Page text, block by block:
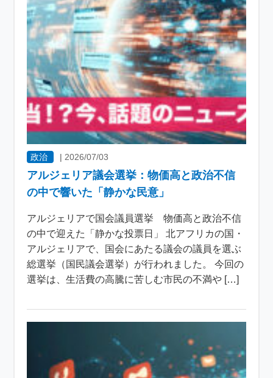
政治 |2026/07/03
アルジェリア議会選挙：物価高と政治不信
の中で響いた「静かな民意」
アルジェリアで国会議員選挙 物価高と政治不信
の中で迎えた「静かな投票日」 北アフリカの国・
アルジェリアで、国会にあたる議会の議員を選ぶ
総選挙（国民議会選挙）が行われました。 今回の
選挙は、生活費の高騰に苦しむ市民の不満や […]